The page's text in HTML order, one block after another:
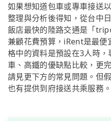
如果想知道包車或專車接送
整理與分析後得知，從台中
飯店最快的陸路交通是「
兼顧花費預算，iRent是最便
格中的資料是預設在3人時
車、高鐵的優缺點比較，更
請見更下方的常見問題。但
也有提供到府接送共乘服務。